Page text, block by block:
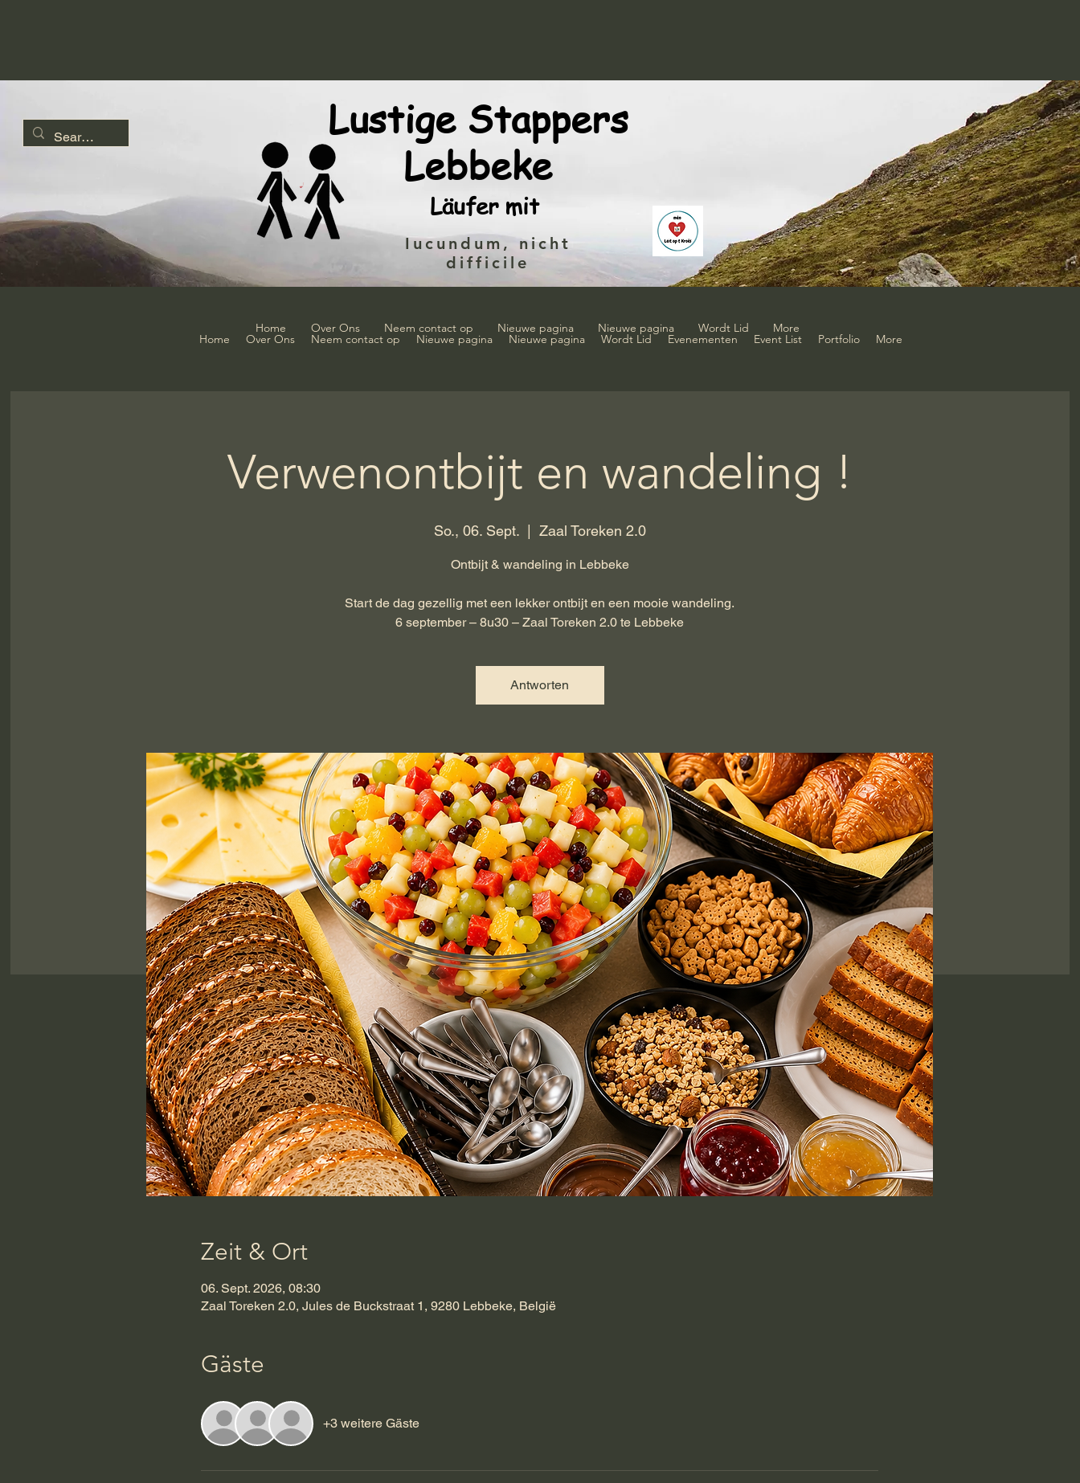
Lustige Stappers
Lebbeke
Läufer mit
Iucundum, nicht
difficile
Home Over Ons Neem contact op Nieuwe pagina Nieuwe pagina Wordt Lid More
Verwenontbijt en wandeling !
So., 06. Sept.
  |
Zaal Toreken 2.0
Ontbijt & wandeling in Lebbeke
Start de dag gezellig met een lekker ontbijt en een mooie wandeling.
6 september – 8u30 – Zaal Toreken 2.0 te Lebbeke
Antworten
Zeit & Ort
06. Sept. 2026, 08:30
Zaal Toreken 2.0, Jules de Buckstraat 1, 9280 Lebbeke, België
Gäste
+3 weitere Gäste
Home Over Ons Neem contact op Nieuwe pagina Nieuwe pagina Wordt Lid Evenementen Event List Portfolio More